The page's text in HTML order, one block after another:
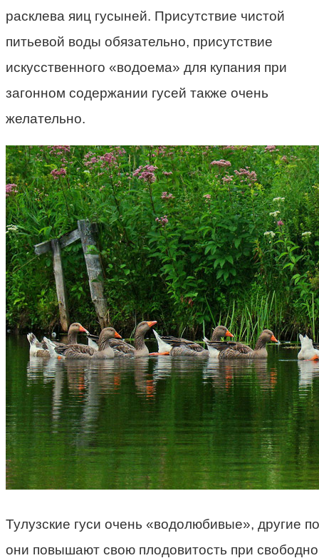
расклева яиц гусыней. Присутствие чистой
питьевой воды обязательно, присутствие
искусственного «водоема» для купания при
загонном содержании гусей также очень
желательно.
Тулузские гуси очень «водолюбивые», другие
они повышают свою плодовитость при